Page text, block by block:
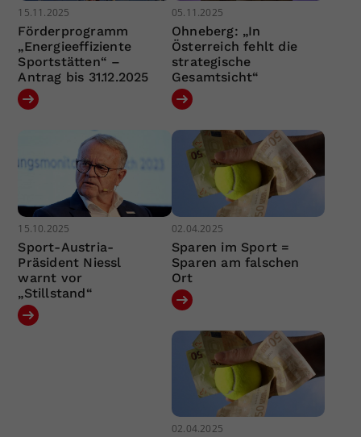
15.11.2025
Förderprogramm
„Energieeffiziente
Sportstätten“ –
Antrag bis 31.12.2025
05.11.2025
Ohneberg: „In
Österreich fehlt die
strategische
Gesamtsicht“
15.10.2025
Sport-Austria-
Präsident Niessl
warnt vor
„Stillstand“
02.04.2025
Sparen im Sport =
Sparen am falschen
Ort
02.04.2025